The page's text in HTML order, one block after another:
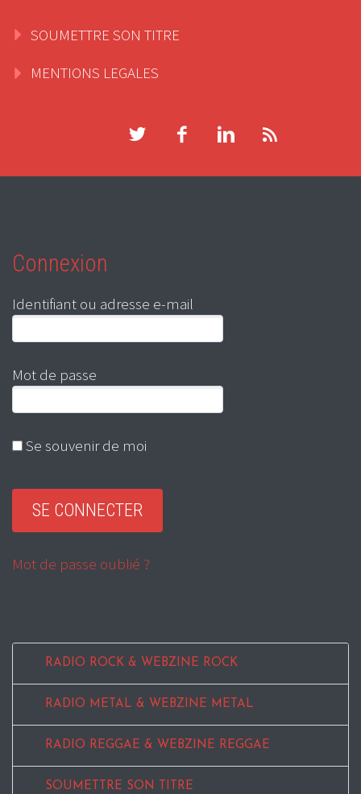
SOUMETTRE SON TITRE
MENTIONS LEGALES
Connexion
Identifiant ou adresse e-mail
Mot de passe
Se souvenir de moi
Mot de passe oublié ?
RADIO ROCK & WEBZINE ROCK
RADIO METAL & WEBZINE METAL
RADIO REGGAE & WEBZINE REGGAE
SOUMETTRE SON TITRE